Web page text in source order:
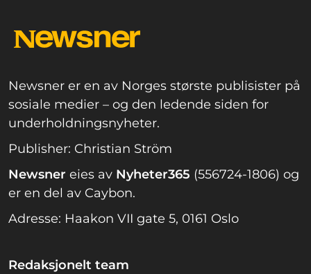
Newsner er en av Norges største publisister på
sosiale medier – og den ledende siden for
underholdningsnyheter.
Publisher: Christian Ström
Newsner eies av Nyheter365 (556724-1806) og
er en del av Caybon.
Adresse: Haakon VII gate 5, 0161 Oslo
Redaksjonelt team